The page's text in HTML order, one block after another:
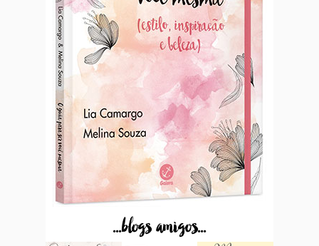
...blogs amigos...